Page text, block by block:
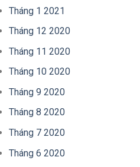
Tháng 1 2021
Tháng 12 2020
Tháng 11 2020
Tháng 10 2020
Tháng 9 2020
Tháng 8 2020
Tháng 7 2020
Tháng 6 2020